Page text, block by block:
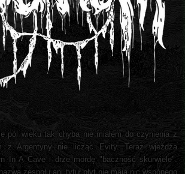
pól wieku tak chyba nie miałem do czynienia z
z Argentyny nie licząc Evity. Teraz wjeżdża
In A Cave i drze mordę "baczność skurwiele".
zespołu ani tytuł płyt nie mają nic wspónego